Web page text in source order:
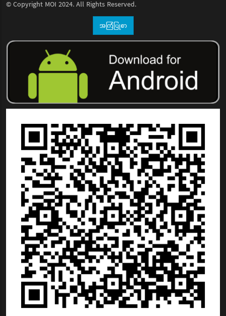
© Copyright MOI 2024. All Rights Reserved.
အကြံပြုစာ